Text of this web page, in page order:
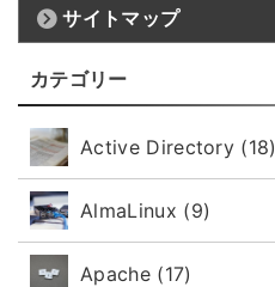
サイトマップ
カテゴリー
Active Directory (18)
AlmaLinux (9)
Apache (17)